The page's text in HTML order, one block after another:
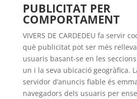
PUBLICITAT PER
COMPORTAMENT
VIVERS DE CARDEDEU fa servir
què publicitat pot ser més
usuaris basant-se en les
un i la seva ubicació geogràfica.
servidor d’anuncis fiable és
navegadors dels usuaris per